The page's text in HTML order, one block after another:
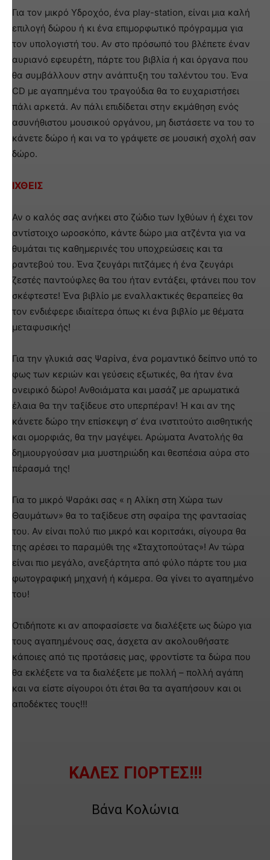
Για τον μικρό Υδροχόο, ένα play-station, είναι μια καλή
επιλογή δώρου ή κι ένα επιμορφωτικό πρόγραμμα για
τον υπολογιστή του. Αν στο πρόσωπό του βλέπετε έναν
αυριανό εφευρέτη, πάρτε του βιβλία ή και όργανα που
θα συμβάλλουν στην ανάπτυξη του ταλέντου του. Ένα
CD με αγαπημένα του τραγούδια θα το ευχαριστήσει
πάλι αρκετά. Αν πάλι επιδίδεται στην εκμάθηση ενός
ασυνήθιστου μουσικού οργάνου, μη διστάσετε να του το
κάνετε δώρο ή και να το γράψετε σε μουσική σχολή σαν
δώρο.
ΙΧΘΕΙΣ
Αν ο καλός σας ανήκει στο ζώδιο των Ιχθύων ή έχει τον
αντίστοιχο ωροσκόπο, κάντε δώρο μια ατζέντα για να
θυμάται τις καθημερινές του υποχρεώσεις και τα
ραντεβού του. Ένα ζευγάρι πιτζάμες ή ένα ζευγάρι
ζεστές παντούφλες θα του ήταν εντάξει, φτάνει που τον
σκέφτεστε! Ένα βιβλίο με εναλλακτικές θεραπείες θα
τον ενδιέφερε ιδιαίτερα όπως κι ένα βιβλίο με θέματα
μεταφυσικής!
Για την γλυκιά σας Ψαρίνα, ένα ρομαντικό δείπνο υπό το
φως των κεριών και γεύσεις εξωτικές, θα ήταν ένα
ονειρικό δώρο! Ανθοιάματα και μασάζ με αρωματικά
έλαια θα την ταξίδευε στο υπερπέραν! Ή και αν της
κάνετε δώρο την επίσκεψη σ’ ένα ινστιτούτο αισθητικής
και ομορφιάς, θα την μαγέψει. Αρώματα Ανατολής θα
δημιουργούσαν μια μυστηριώδη και θεσπέσια αύρα στο
πέρασμά της!
Για το μικρό Ψαράκι σας « η Αλίκη στη Χώρα των
Θαυμάτων» θα το ταξίδευε στη σφαίρα της φαντασίας
του. Αν είναι πολύ πιο μικρό και κοριτσάκι, σίγουρα θα
της αρέσει το παραμύθι της «Σταχτοπούτας»! Αν τώρα
είναι πιο μεγάλο, ανεξάρτητα από φύλο πάρτε του μια
φωτογραφική μηχανή ή κάμερα. Θα γίνει το αγαπημένο
του!
Οτιδήποτε κι αν αποφασίσετε να διαλέξετε ως δώρο για
τους αγαπημένους σας, άσχετα αν ακολουθήσατε
κάποιες από τις προτάσεις μας, φροντίστε τα δώρα που
θα εκλέξετε να τα διαλέξετε με πολλή – πολλή αγάπη
και να είστε σίγουροι ότι έτσι θα τα αγαπήσουν και οι
αποδέκτες τους!!!
ΚΑΛΕΣ ΓΙΟΡΤΕΣ!!!
Βάνα Κολώνια